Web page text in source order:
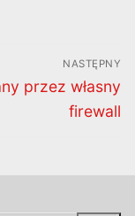
NASTĘPNY
przez własny
firewall